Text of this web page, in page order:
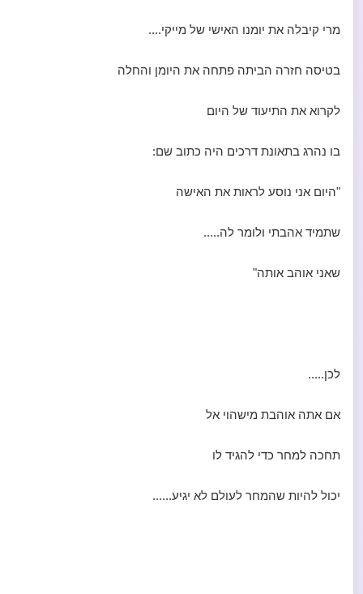
מרי קיבלה את יומנו האישי של מייקי....
בטיסה חזרה הביתה פתחה את היומן והחלה
לקרוא את התיעוד של היום
בו נהרג בתאונת דרכים היה כתוב שם:
"היום אני נוסע לראות את האישה
שתמיד אהבתי ולומר לה.....
שאני אוהב אותה"
לכן.....
אם אתה אוהבת מישהוי אל
תחכה למחר כדי להגיד לו
יכול להיות שהמחר לעולם לא יגיע......